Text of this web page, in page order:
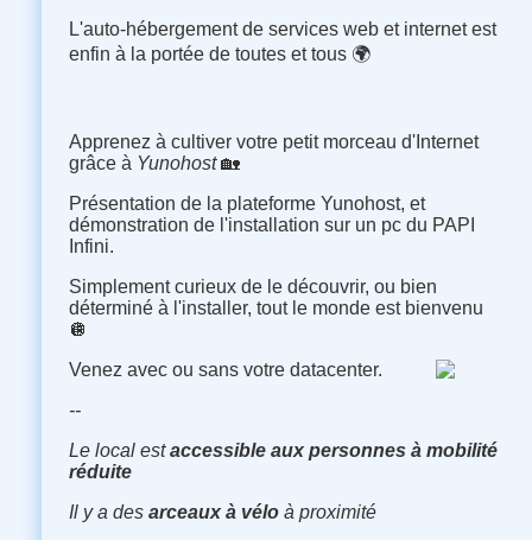
L'auto-hébergement de services web et internet est
enfin à la portée de toutes et tous 🌍
Apprenez à cultiver votre petit morceau d'Internet
grâce à Yunohost🏡
Présentation de la plateforme Yunohost, et
démonstration de l'installation sur un pc du PAPI
Infini.
Simplement curieux de le découvrir, ou bien
déterminé à l'installer, tout le monde est bienvenu
🪩
Venez avec ou sans votre datacenter.
--
Le local estaccessible aux personnes à mobilité
réduite
Il y a des arceaux à véloà proximité